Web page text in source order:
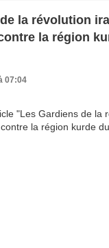
la révolution
la région
07:04